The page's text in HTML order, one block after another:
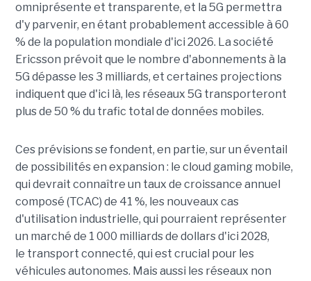
omniprésente et transparente, et la 5G permettra
d'y parvenir, en étant probablement accessible à 60
% de la population mondiale d'ici 2026. La société
Ericsson prévoit que le nombre d'abonnements à la
5G dépasse les 3 milliards, et certaines projections
indiquent que d'ici là, les réseaux 5G transporteront
plus de 50 % du trafic total de données mobiles.
Ces prévisions se fondent, en partie, sur un éventail
de possibilités en expansion : le cloud gaming mobile,
qui devrait connaître un taux de croissance annuel
composé (TCAC) de 41 %, les nouveaux cas
d'utilisation industrielle, qui pourraient représenter
un marché de 1 000 milliards de dollars d'ici 2028,
le transport connecté, qui est crucial pour les
véhicules autonomes. Mais aussi les réseaux non